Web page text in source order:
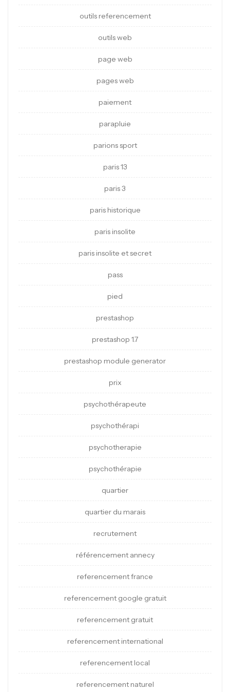
outils referencement
outils web
page web
pages web
paiement
parapluie
parions sport
paris 13
paris 3
paris historique
paris insolite
paris insolite et secret
pass
pied
prestashop
prestashop 1.7
prestashop module generator
prix
psychothérapeute
psychothérapi
psychotherapie
psychothérapie
quartier
quartier du marais
recrutement
référencement annecy
referencement france
referencement google gratuit
referencement gratuit
referencement international
referencement local
referencement naturel